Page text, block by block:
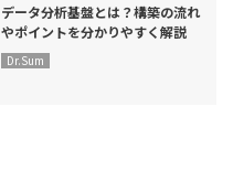
データ分析基盤とは？構築の流れ
やポイントを分かりやすく解説
Dr.Sum